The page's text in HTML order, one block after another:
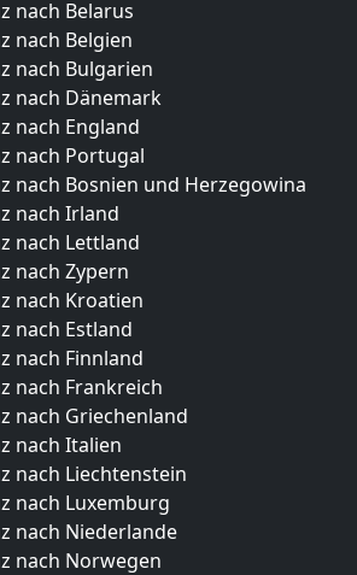
nach Belarus
nach Belgien
nach Bulgarien
nach Dänemark
nach England
nach Portugal
nach Bosnien und Herzegowina
nach Irland
nach Lettland
nach Zypern
nach Kroatien
nach Estland
nach Finnland
nach Frankreich
nach Griechenland
nach Italien
nach Liechtenstein
nach Luxemburg
nach Niederlande
nach Norwegen